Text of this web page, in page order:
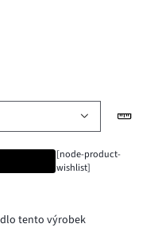
[node-product-
wishlist]
tento výrobek